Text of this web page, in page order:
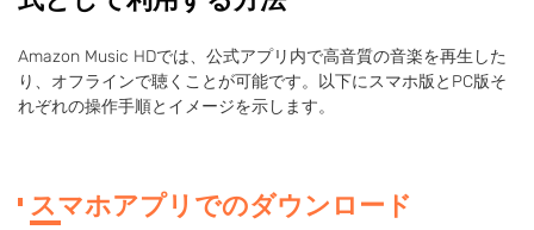
Amazon Music HDでは、公式アプリ内で高音質の音楽を再生した
り、オフラインで聴くことが可能です。以下にスマホ版とPC版そ
れぞれの操作手順とイメージを示します。
スマホアプリでのダウンロード